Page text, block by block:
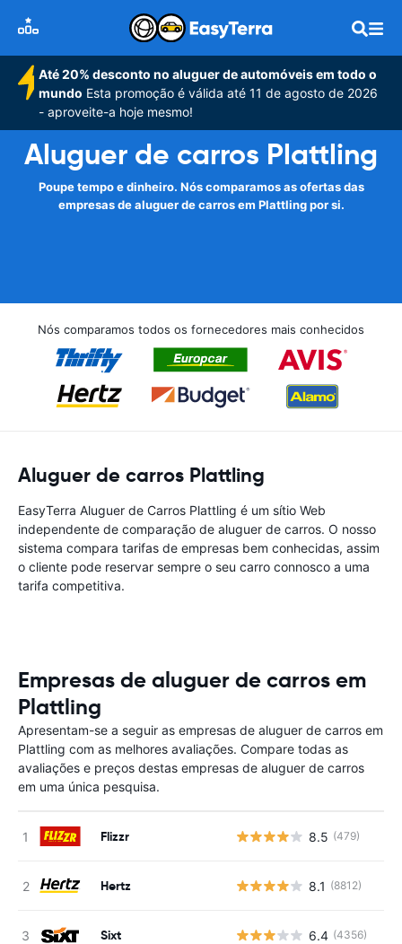
Até 20% desconto no aluguer de automóveis em todo o
mundo Esta promoção é válida até 11 de agosto de 2026
- aproveite-a hoje mesmo!
Aluguer de carros Plattling
Poupe tempo e dinheiro. Nós comparamos as ofertas das
empresas de aluguer de carros em Plattling por si.
Nós comparamos todos os fornecedores mais conhecidos
Aluguer de carros Plattling
EasyTerra Aluguer de Carros Plattling é um sítio Web
independente de comparação de aluguer de carros. O nosso
sistema compara tarifas de empresas bem conhecidas, assim
o cliente pode reservar sempre o seu carro connosco a uma
tarifa competitiva.
Empresas de aluguer de carros em
Plattling
Apresentam-se a seguir as empresas de aluguer de carros em
Plattling com as melhores avaliações. Compare todas as
avaliações e preços destas empresas de aluguer de carros
em uma única pesquisa.
Flizzr 8.5 (479)
Hertz 8.1 (8812)
Sixt 6.4 (4356)